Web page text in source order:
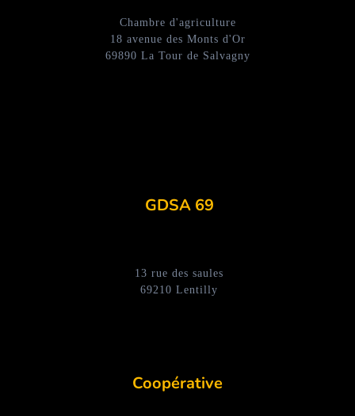
Chambre d'agriculture
18 avenue des Monts d'Or
69890 La Tour de Salvagny
GDSA 69
13 rue des saules
69210 Lentilly
Coopérative